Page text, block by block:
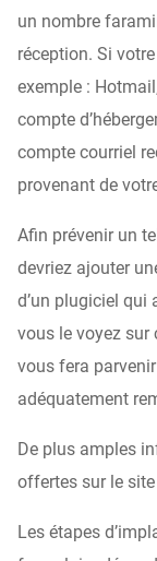
un nombre
réception. Si
exemple :
compte
compte courriel
provenant de
Afin prévenir un
devriez ajouter
d’un plugiciel qui
vous le voyez sur
vous fera
adéquatement
De plus amples
offertes sur le
Les étapes